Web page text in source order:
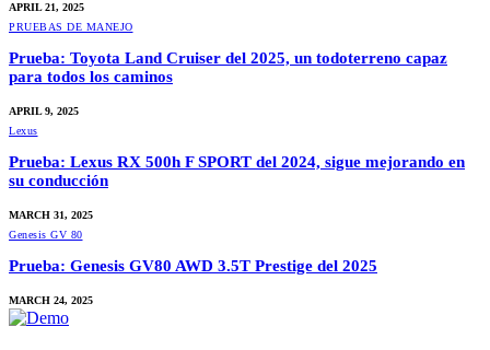
APRIL 21, 2025
PRUEBAS DE MANEJO
Prueba: Toyota Land Cruiser del 2025, un todoterreno capaz
para todos los caminos
APRIL 9, 2025
Lexus
Prueba: Lexus RX 500h F SPORT del 2024, sigue mejorando en
su conducción
MARCH 31, 2025
Genesis GV 80
Prueba: Genesis GV80 AWD 3.5T Prestige del 2025
MARCH 24, 2025